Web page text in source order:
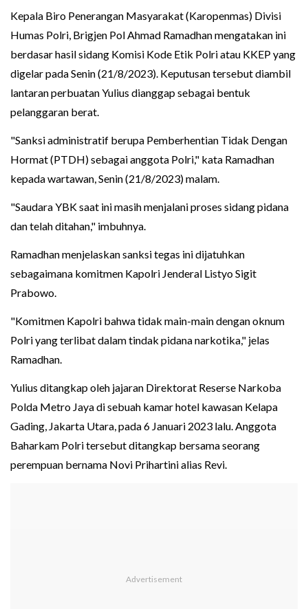
Kepala Biro Penerangan Masyarakat (Karopenmas) Divisi
Humas Polri, Brigjen Pol Ahmad Ramadhan mengatakan ini
berdasar hasil sidang Komisi Kode Etik Polri atau KKEP yang
digelar pada Senin (21/8/2023). Keputusan tersebut diambil
lantaran perbuatan Yulius dianggap sebagai bentuk
pelanggaran berat.
"Sanksi administratif berupa Pemberhentian Tidak Dengan
Hormat (PTDH) sebagai anggota Polri," kata Ramadhan
kepada wartawan, Senin (21/8/2023) malam.
"Saudara YBK saat ini masih menjalani proses sidang pidana
dan telah ditahan," imbuhnya.
Ramadhan menjelaskan sanksi tegas ini dijatuhkan
sebagaimana komitmen Kapolri Jenderal Listyo Sigit
Prabowo.
"Komitmen Kapolri bahwa tidak main-main dengan oknum
Polri yang terlibat dalam tindak pidana narkotika," jelas
Ramadhan.
Yulius ditangkap oleh jajaran Direktorat Reserse Narkoba
Polda Metro Jaya di sebuah kamar hotel kawasan Kelapa
Gading, Jakarta Utara, pada 6 Januari 2023 lalu. Anggota
Baharkam Polri tersebut ditangkap bersama seorang
perempuan bernama Novi Prihartini alias Revi.